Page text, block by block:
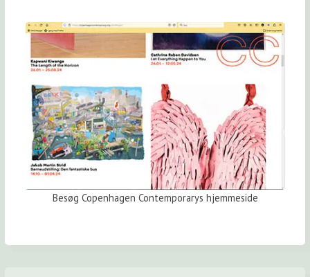
Besøg Copenhagen Contemporarys hjemmeside